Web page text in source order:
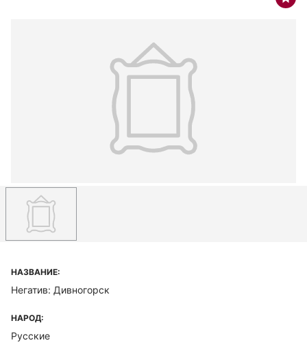
НАЗВАНИЕ:
Негатив: Дивногорск
НАРОД:
Русские